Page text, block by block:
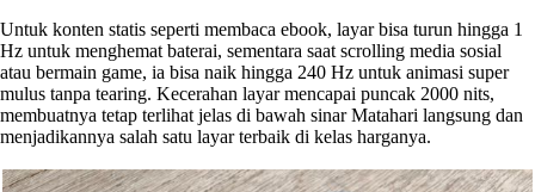
Untuk konten statis seperti membaca ebook, layar bisa turun hingga 1
Hz untuk menghemat baterai, sementara saat scrolling media sosial
atau bermain game, ia bisa naik hingga 240 Hz untuk animasi super
mulus tanpa tearing. Kecerahan layar mencapai puncak 2000 nits,
membuatnya tetap terlihat jelas di bawah sinar Matahari langsung dan
menjadikannya salah satu layar terbaik di kelas harganya.